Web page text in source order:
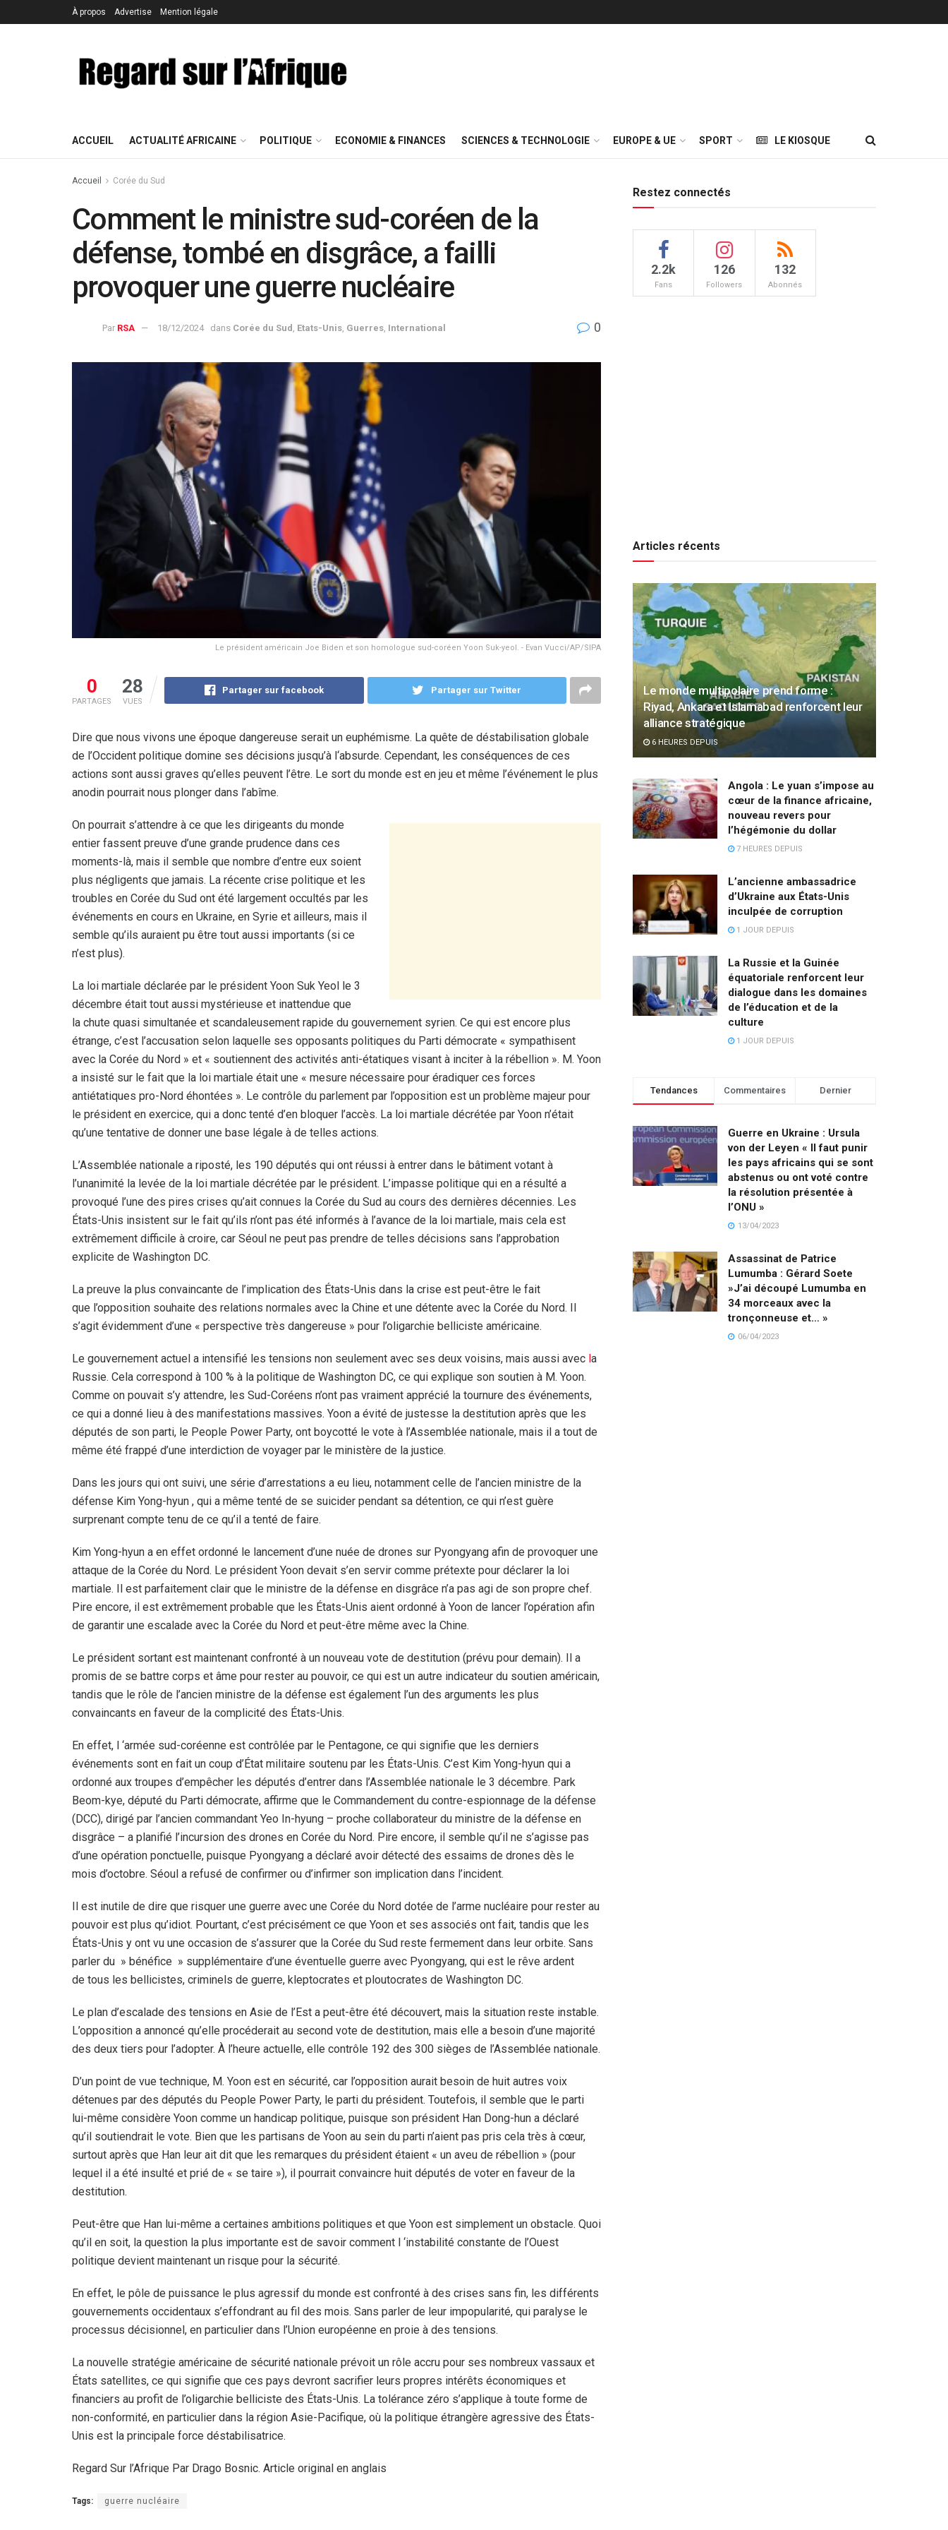
À propos Advertise Mention légale
ACCUEIL ACTUALITÉ AFRICAINE POLITIQUE ECONOMIE & FINANCES SCIENCES & TECHNOLOGIE EUROPE & UE SPORT LE KIOSQUE
Accueil Corée du Sud
Comment le ministre sud-coréen de la
défense, tombé en disgrâce, a failli
provoquer une guerre nucléaire
Par RSA 18/12/2024 dans Corée du Sud Etats-Unis Guerres International 0
Le président américain Joe Biden et son homologue sud-coréen Yoon Suk-yeol. - Evan Vucci/AP/SIPA
0
PARTAGES
28
VUES
Partager sur facebook Partager sur Twitter
Dire que nous vivons une époque dangereuse serait un euphémisme. La quête de déstabilisation globale
de l’Occident politique domine ses décisions jusqu’à l‘absurde. Cependant, les conséquences de ces
actions sont aussi graves qu’elles peuvent l’être. Le sort du monde est en jeu et même l’événement le plus
anodin pourrait nous plonger dans l’abîme.
On pourrait s’attendre à ce que les dirigeants du monde
entier fassent preuve d’une grande prudence dans ces
moments-là, mais il semble que nombre d’entre eux soient
plus négligents que jamais. La récente crise politique et les
troubles en Corée du Sud ont été largement occultés par les
événements en cours en Ukraine, en Syrie et ailleurs, mais il
semble qu’ils auraient pu être tout aussi importants (si ce
n’est plus).
La loi martiale déclarée par le président Yoon Suk Yeol le 3
décembre était tout aussi mystérieuse et inattendue que
la chute quasi simultanée et scandaleusement rapide du gouvernement syrien. Ce qui est encore plus
étrange, c’est l’accusation selon laquelle ses opposants politiques du Parti démocrate « sympathisent
avec la Corée du Nord » et « soutiennent des activités anti-étatiques visant à inciter à la rébellion ». M. Yoon
a insisté sur le fait que la loi martiale était une « mesure nécessaire pour éradiquer ces forces
antiétatiques pro-Nord éhontées ». Le contrôle du parlement par l’opposition est un problème majeur pour
le président en exercice, qui a donc tenté d’en bloquer l’accès. La loi martiale décrétée par Yoon n’était
qu’une tentative de donner une base légale à de telles actions.
L’Assemblée nationale a riposté, les 190 députés qui ont réussi à entrer dans le bâtiment votant à
l’unanimité la levée de la loi martiale décrétée par le président. L’impasse politique qui en a résulté a
provoqué l’une des pires crises qu’ait connues la Corée du Sud au cours des dernières décennies. Les
États-Unis insistent sur le fait qu’ils n’ont pas été informés à l’avance de la loi martiale, mais cela est
extrêmement difficile à croire, car Séoul ne peut pas prendre de telles décisions sans l’approbation
explicite de Washington DC.
La preuve la plus convaincante de l’implication des États-Unis dans la crise est peut-être le fait
que l’opposition souhaite des relations normales avec la Chine et une détente avec la Corée du Nord. Il
s’agit évidemment d’une « perspective très dangereuse » pour l’oligarchie belliciste américaine.
Le gouvernement actuel a intensifié les tensions non seulement avec ses deux voisins, mais aussi avec a
Russie. Cela correspond à 100 % à la politique de Washington DC, ce qui explique son soutien à M. Yoon.
Comme on pouvait s’y attendre, les Sud-Coréens n’ont pas vraiment apprécié la tournure des événements,
ce qui a donné lieu à des manifestations massives. Yoon a évité de justesse la destitution après que les
députés de son parti, le People Power Party, ont boycotté le vote à l’Assemblée nationale, mais il a tout de
même été frappé d’une interdiction de voyager par le ministère de la justice.
Dans les jours qui ont suivi, une série d’arrestations a eu lieu, notamment celle de l’ancien ministre de la
défense Kim Yong-hyun , qui a même tenté de se suicider pendant sa détention, ce qui n’est guère
surprenant compte tenu de ce qu’il a tenté de faire.
Kim Yong-hyun a en effet ordonné le lancement d’une nuée de drones sur Pyongyang afin de provoquer une
attaque de la Corée du Nord. Le président Yoon devait s’en servir comme prétexte pour déclarer la loi
martiale. Il est parfaitement clair que le ministre de la défense en disgrâce n’a pas agi de son propre chef.
Pire encore, il est extrêmement probable que les États-Unis aient ordonné à Yoon de lancer l’opération afin
de garantir une escalade avec la Corée du Nord et peut-être même avec la Chine.
Le président sortant est maintenant confronté à un nouveau vote de destitution (prévu pour demain). Il a
promis de se battre corps et âme pour rester au pouvoir, ce qui est un autre indicateur du soutien américain,
tandis que le rôle de l’ancien ministre de la défense est également l’un des arguments les plus
convaincants en faveur de la complicité des États-Unis.
En effet, l ‘armée sud-coréenne est contrôlée par le Pentagone, ce qui signifie que les derniers
événements sont en fait un coup d’État militaire soutenu par les États-Unis. C’est Kim Yong-hyun qui a
ordonné aux troupes d’empêcher les députés d’entrer dans l’Assemblée nationale le 3 décembre. Park
Beom-kye, député du Parti démocrate, affirme que le Commandement du contre-espionnage de la défense
(DCC), dirigé par l’ancien commandant Yeo In-hyung – proche collaborateur du ministre de la défense en
disgrâce – a planifié l’incursion des drones en Corée du Nord. Pire encore, il semble qu’il ne s’agisse pas
d’une opération ponctuelle, puisque Pyongyang a déclaré avoir détecté des essaims de drones dès le
mois d’octobre. Séoul a refusé de confirmer ou d’infirmer son implication dans l’incident.
Il est inutile de dire que risquer une guerre avec une Corée du Nord dotée de l’arme nucléaire pour rester au
pouvoir est plus qu’idiot. Pourtant, c’est précisément ce que Yoon et ses associés ont fait, tandis que les
États-Unis y ont vu une occasion de s’assurer que la Corée du Sud reste fermement dans leur orbite. Sans
parler du » bénéfice » supplémentaire d’une éventuelle guerre avec Pyongyang, qui est le rêve ardent
de tous les bellicistes, criminels de guerre, kleptocrates et ploutocrates de Washington DC.
Le plan d’escalade des tensions en Asie de l’Est a peut-être été découvert, mais la situation reste instable.
L’opposition a annoncé qu’elle procéderait au second vote de destitution, mais elle a besoin d’une majorité
des deux tiers pour l’adopter. À l’heure actuelle, elle contrôle 192 des 300 sièges de l’Assemblée nationale.
D’un point de vue technique, M. Yoon est en sécurité, car l’opposition aurait besoin de huit autres voix
détenues par des députés du People Power Party, le parti du président. Toutefois, il semble que le parti
lui-même considère Yoon comme un handicap politique, puisque son président Han Dong-hun a déclaré
qu’il soutiendrait le vote. Bien que les partisans de Yoon au sein du parti n’aient pas pris cela très à cœur,
surtout après que Han leur ait dit que les remarques du président étaient « un aveu de rébellion » (pour
lequel il a été insulté et prié de « se taire »), il pourrait convaincre huit députés de voter en faveur de la
destitution.
Peut-être que Han lui-même a certaines ambitions politiques et que Yoon est simplement un obstacle. Quoi
qu’il en soit, la question la plus importante est de savoir comment l ‘instabilité constante de l’Ouest
politique devient maintenant un risque pour la sécurité.
En effet, le pôle de puissance le plus agressif du monde est confronté à des crises sans fin, les différents
gouvernements occidentaux s’effondrant au fil des mois. Sans parler de leur impopularité, qui paralyse le
processus décisionnel, en particulier dans l’Union européenne en proie à des tensions.
La nouvelle stratégie américaine de sécurité nationale prévoit un rôle accru pour ses nombreux vassaux et
États satellites, ce qui signifie que ces pays devront sacrifier leurs propres intérêts économiques et
financiers au profit de l’oligarchie belliciste des États-Unis. La tolérance zéro s’applique à toute forme de
non-conformité, en particulier dans la région Asie-Pacifique, où la politique étrangère agressive des États-
Unis est la principale force déstabilisatrice.
Regard Sur l’Afrique Par Drago Bosnic. Article original en anglais
Tags: guerre nucléaire
Restez connectés
2.2k
Fans
126
Followers
132
Abonnés
Articles récents
Le monde multipolaire prend forme :
Riyad, Ankara et Islamabad renforcent leur
alliance stratégique
6 HEURES DEPUIS
Angola : Le yuan s’impose au
cœur de la finance africaine,
nouveau revers pour
l’hégémonie du dollar
7 HEURES DEPUIS
L’ancienne ambassadrice
d’Ukraine aux États-Unis
inculpée de corruption
1 JOUR DEPUIS
La Russie et la Guinée
équatoriale renforcent leur
dialogue dans les domaines
de l’éducation et de la
culture
1 JOUR DEPUIS
Tendances Commentaires Dernier
Guerre en Ukraine : Ursula
von der Leyen « Il faut punir
les pays africains qui se sont
abstenus ou ont voté contre
la résolution présentée à
l’ONU »
13/04/2023
Assassinat de Patrice
Lumumba : Gérard Soete
»J’ai découpé Lumumba en
34 morceaux avec la
tronçonneuse et… »
06/04/2023